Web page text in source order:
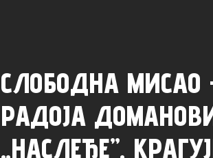
СЛОБОДНА
РАДОЈА
„НАСЛЕЂЕ”,